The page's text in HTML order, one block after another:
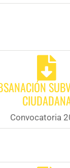
Convocatoria